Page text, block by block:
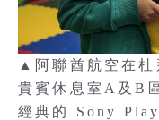
▲阿聯酋航空在杜
貴賓休息室A及B
經典的 Sony